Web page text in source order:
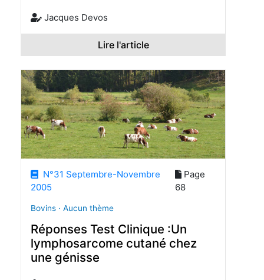
Jacques Devos
Lire l'article
N°31 Septembre-Novembre
2005
Page
68
Bovins · Aucun thème
Réponses Test Clinique :Un
lymphosarcome cutané chez
une génisse